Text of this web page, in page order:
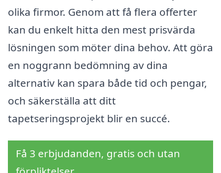
olika firmor. Genom att få flera offerter
kan du enkelt hitta den mest prisvärda
lösningen som möter dina behov. Att göra
en noggrann bedömning av dina
alternativ kan spara både tid och pengar,
och säkerställa att ditt
tapetseringsprojekt blir en succé.
Få 3 erbjudanden, gratis och utan